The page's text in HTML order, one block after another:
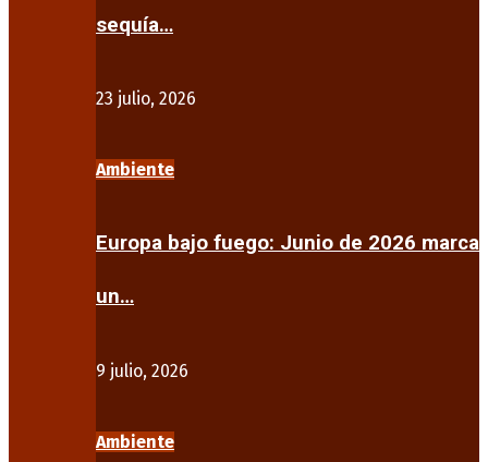
sequía…
23 julio, 2026
Ambiente
Europa bajo fuego: Junio de 2026 marca
un…
9 julio, 2026
Ambiente